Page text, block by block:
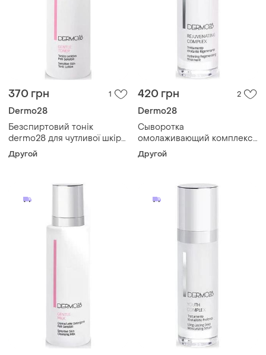
370 грн 1
Dermo28
Безспиртовий тонік
dermo28 для чутливої шкіри
comfort gentle toner 30 мл
Другой
420 грн 2
Dermo28
Сыворотка
омолаживающий комплекс
dermo28 aqua rejuvenating
complex 5 мл
Другой